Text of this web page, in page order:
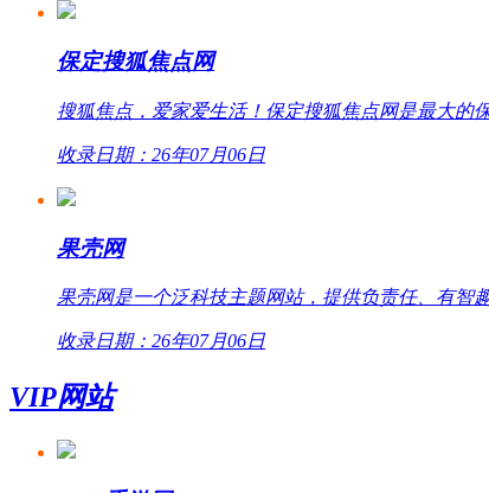
保定搜狐焦点网
搜狐焦点，爱家爱生活！保定搜狐焦点网是最大的
收录日期：26年07月06日
果壳网
果壳网是一个泛科技主题网站，提供负责任、有智
收录日期：26年07月06日
VIP网站